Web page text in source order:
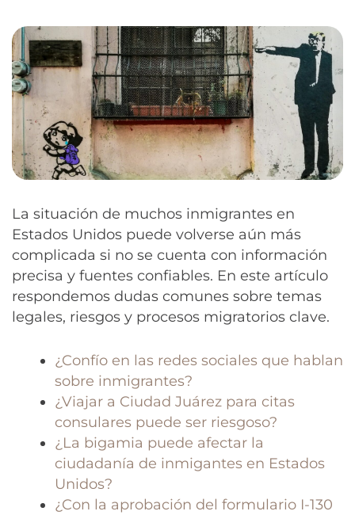
La situación de muchos inmigrantes en
Estados Unidos puede volverse aún más
complicada si no se cuenta con información
precisa y fuentes confiables. En este artículo
respondemos dudas comunes sobre temas
legales, riesgos y procesos migratorios clave.
¿Confío en las redes sociales que hablan
sobre inmigrantes?
¿Viajar a Ciudad Juárez para citas
consulares puede ser riesgoso?
¿La bigamia puede afectar la
ciudadanía de inmigantes en Estados
Unidos?
¿Con la aprobación del formulario I-130